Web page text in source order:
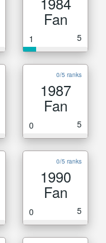
Fan
1 5
0/5 ranks
1987
Fan
0 5
0/5 ranks
1990
Fan
0 5